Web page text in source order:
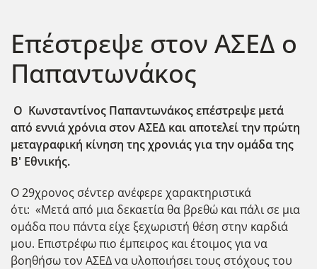
Επέστρεψε στον ΑΣΕΔ ο
Παπαντωνάκος
Ο Κωνσταντίνος Παπαντωνάκος επέστρεψε μετά
από εννιά χρόνια στον ΑΣΕΔ και αποτελεί την πρώτη
μεταγραφική κίνηση της χρονιάς για την ομάδα της
Β' Εθνικής.
Ο 29χρονος σέντερ ανέφερε χαρακτηριστικά
ότι: «Μετά από μια δεκαετία θα βρεθώ και πάλι σε μια
ομάδα που πάντα είχε ξεχωριστή θέση στην καρδιά
μου. Επιστρέφω πιο έμπειρος και έτοιμος για να
βοηθήσω τον ΑΣΕΔ να υλοποιήσει τους στόχους του